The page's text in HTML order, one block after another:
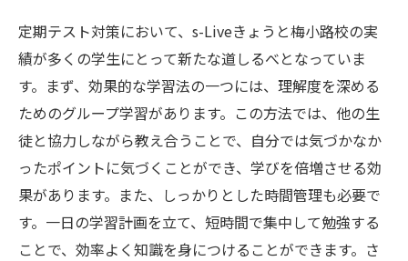
定期テスト対策において、s-Liveきょうと梅小路校の実
績が多くの学生にとって新たな道しるべとなっていま
す。まず、効果的な学習法の一つには、理解度を深める
ためのグループ学習があります。この方法では、他の生
徒と協力しながら教え合うことで、自分では気づかなか
ったポイントに気づくことができ、学びを倍増させる効
果があります。また、しっかりとした時間管理も必要で
す。一日の学習計画を立て、短時間で集中して勉強する
ことで、効率よく知識を身につけることができます。さ